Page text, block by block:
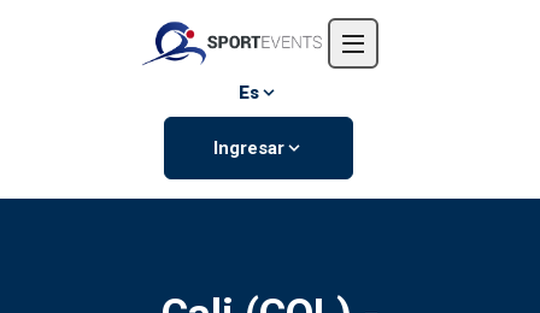
Eventos
Es
Ingresar